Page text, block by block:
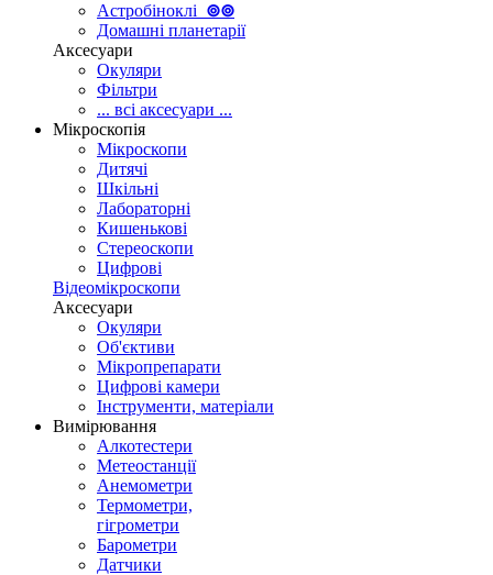
Астробіноклі ⊚⊚
Домашні планетарії
Аксесуари
Окуляри
Фільтри
... всі аксесуари ...
Мікроскопія
Мікроскопи
Дитячі
Шкільні
Лабораторні
Кишенькові
Стереоскопи
Цифрові
Відеомікроскопи
Аксесуари
Окуляри
Об'єктиви
Мікропрепарати
Цифрові камери
Інструменти, матеріали
Вимірювання
Алкотестери
Метеостанції
Анемометри
Термометри,
гігрометри
Барометри
Датчики